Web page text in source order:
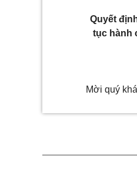
Quyết
tục hành
Mời quý